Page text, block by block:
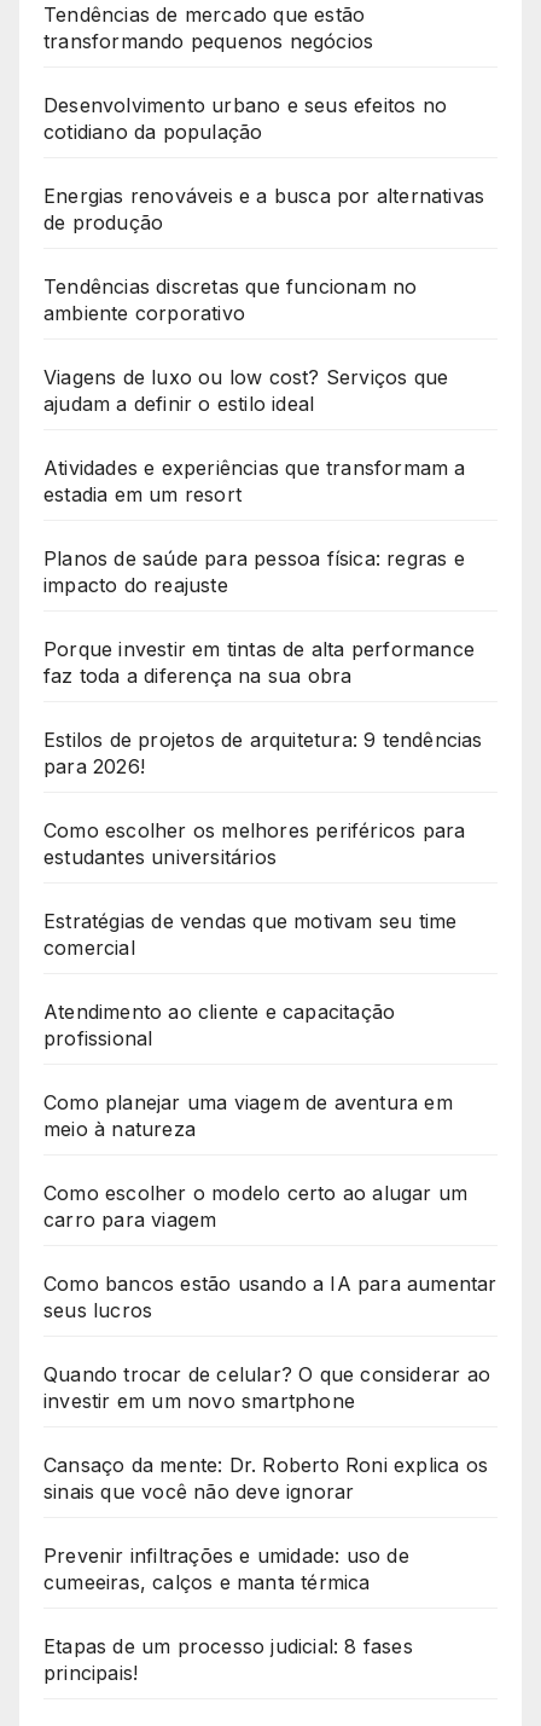
Tendências de mercado que estão
transformando pequenos negócios
Desenvolvimento urbano e seus efeitos no
cotidiano da população
Energias renováveis e a busca por alternativas
de produção
Tendências discretas que funcionam no
ambiente corporativo
Viagens de luxo ou low cost? Serviços que
ajudam a definir o estilo ideal
Atividades e experiências que transformam a
estadia em um resort
Planos de saúde para pessoa física: regras e
impacto do reajuste
Porque investir em tintas de alta performance
faz toda a diferença na sua obra
Estilos de projetos de arquitetura: 9 tendências
para 2026!
Como escolher os melhores periféricos para
estudantes universitários
Estratégias de vendas que motivam seu time
comercial
Atendimento ao cliente e capacitação
profissional
Como planejar uma viagem de aventura em
meio à natureza
Como escolher o modelo certo ao alugar um
carro para viagem
Como bancos estão usando a IA para aumentar
seus lucros
Quando trocar de celular? O que considerar ao
investir em um novo smartphone
Cansaço da mente: Dr. Roberto Roni explica os
sinais que você não deve ignorar
Prevenir infiltrações e umidade: uso de
cumeeiras, calços e manta térmica
Etapas de um processo judicial: 8 fases
principais!